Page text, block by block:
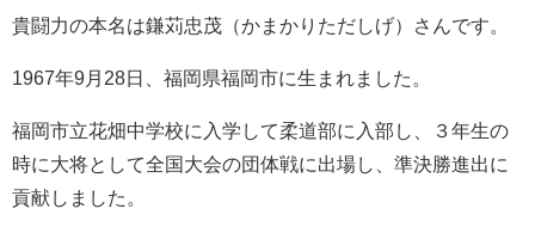
貴闘力の本名は鎌苅忠茂（かまかりただしげ）さんです。
1967年9月28日、福岡県福岡市に生まれました。
福岡市立花畑中学校に入学して柔道部に入部し、３年生の
時に大将として全国大会の団体戦に出場し、準決勝進出に
貢献しました。